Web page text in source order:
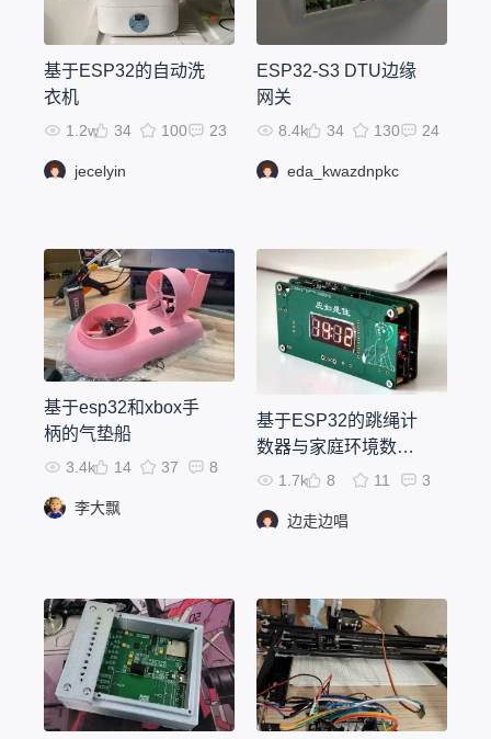
基于ESP32的自动洗
衣机
1.2w 34 100 23
jecelyin
ESP32-S3 DTU边缘
网关
8.4k 34 130 24
eda_kwazdnpkc
基于esp32和xbox手
柄的气垫船
3.4k 14 37 8
李大飘
基于ESP32的跳绳计
数器与家庭环境数据
感知中心
1.7k 8 11 3
边走边唱